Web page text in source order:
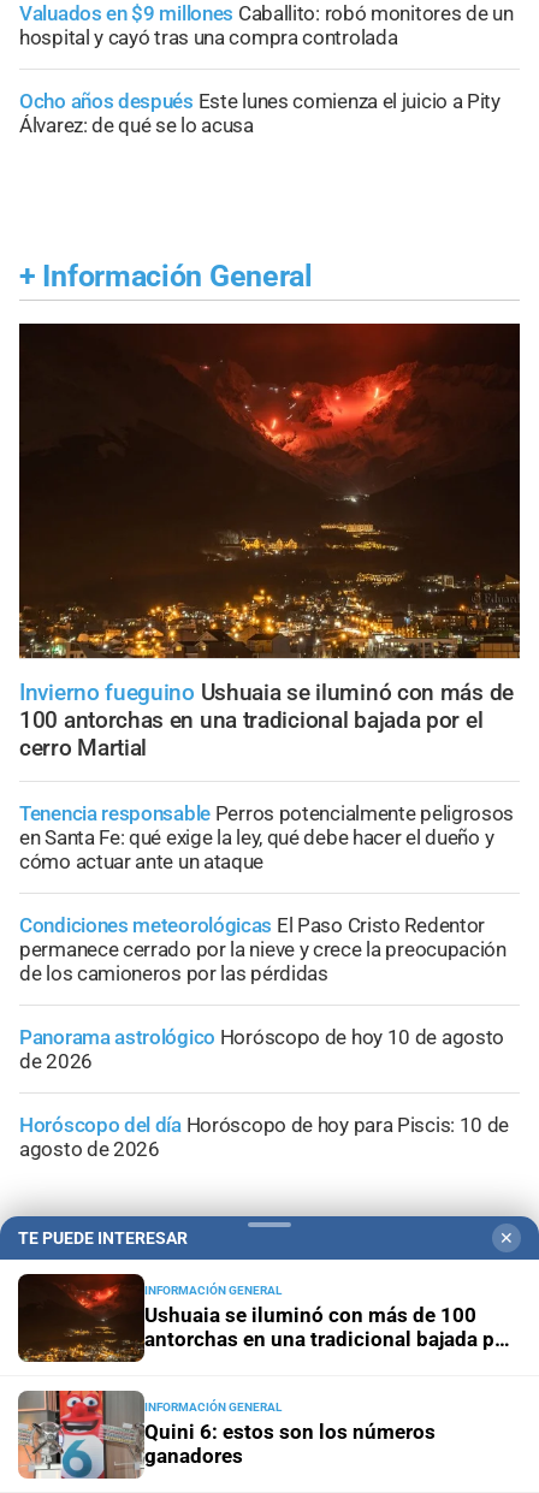
Valuados en $9 millones Caballito: robó monitores de un
hospital y cayó tras una compra controlada
Ocho años después Este lunes comienza el juicio a Pity
Álvarez: de qué se lo acusa
+ Información General
Invierno fueguino Ushuaia se iluminó con más de
100 antorchas en una tradicional bajada por el
cerro Martial
Tenencia responsable Perros potencialmente peligrosos
en Santa Fe: qué exige la ley, qué debe hacer el dueño y
cómo actuar ante un ataque
Condiciones meteorológicas El Paso Cristo Redentor
permanece cerrado por la nieve y crece la preocupación
de los camioneros por las pérdidas
Panorama astrológico Horóscopo de hoy 10 de agosto
de 2026
Horóscopo del día Horóscopo de hoy para Piscis: 10 de
agosto de 2026
TE PUEDE INTERESAR ✕
INFORMACIÓN GENERAL
Ushuaia se iluminó con más de 100
antorchas en una tradicional bajada por
INFORMACIÓN GENERAL
Quini 6: estos son los números
ganadores